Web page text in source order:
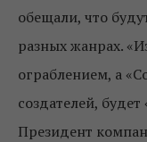
обещали, что
разных жанрах.
ограблением, а
создателей,
Президент